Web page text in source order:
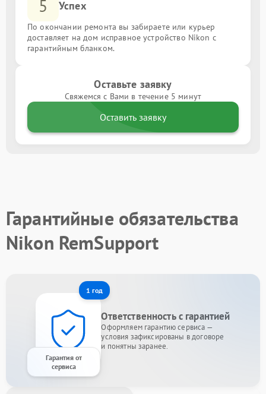
5 Успех
По окончании ремонта вы забираете или курьер
доставляет на дом исправное устройство Nikon с
гарантийным бланком.
Оставьте заявку
Свяжемся с Вами в течение 5 минут
Оставить заявку
Гарантийные обязательства
Nikon RemSupport
1 год
Гарантия от
сервиса
Ответственность с гарантией
Оформляем гарантию сервиса —
условия зафиксированы в договоре
и понятны заранее.